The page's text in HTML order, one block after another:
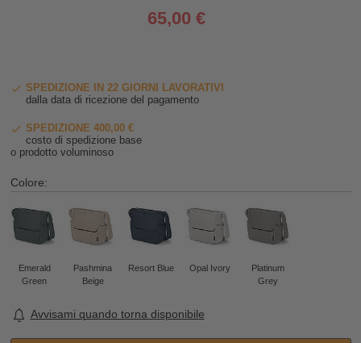
65,00 €
SPEDIZIONE IN 22 GIORNI LAVORATIVI
dalla data di ricezione del pagamento
SPEDIZIONE 400,00 €
costo di spedizione base
o prodotto voluminoso
Colore:
Emerald
Green
Pashmina
Beige
Resort Blue Opal Ivory
Platinum
Grey
Avvisami quando torna disponibile